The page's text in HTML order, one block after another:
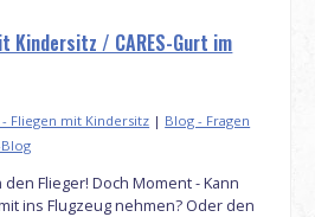
Kindersitz / CARES-Gurt im
- Fliegen mit Kindersitz | Blog - Fragen
Blog
Flieger! Doch Moment - Kann
ins Flugzeug nehmen? Oder den